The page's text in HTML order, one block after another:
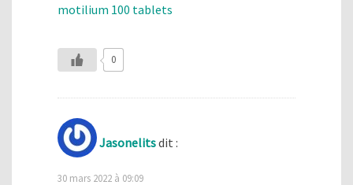
motilium 100 tablets
0
Jasonelitsdit :
30 mars 2022 à 09:09